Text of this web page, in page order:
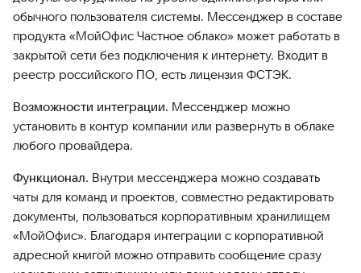
обычного пользователя системы. Мессенджер в составе
продукта «МойОфис Частное облако» может работать в
закрытой сети без подключения к интернету. Входит в
реестр российского ПО, есть лицензия ФСТЭК.
Возможности интеграции. Мессенджер можно
установить в контур компании или развернуть в облаке
любого провайдера.
Функционал. Внутри мессенджера можно создавать
чаты для команд и проектов, совместно редактировать
документы, пользоваться корпоративным хранилищем
«МойОфис». Благодаря интеграции с корпоративной
адресной книгой можно отправить сообщение сразу